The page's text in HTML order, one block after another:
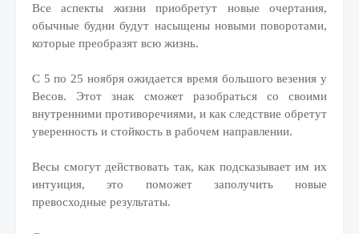
Все аспекты жизни приобретут новые очертания,
обычные будни будут насыщены новыми поворотами,
которые преобразят всю жизнь.
С 5 по 25 ноября ожидается время большого везения у
Весов. Этот знак сможет разобраться со своими
внутренними противоречиями, и как следствие обретут
уверенность и стойкость в рабочем направлении.
Весы смогут действовать так, как подсказывает им их
интуиция, это поможет заполучить новые
превосходные результаты.